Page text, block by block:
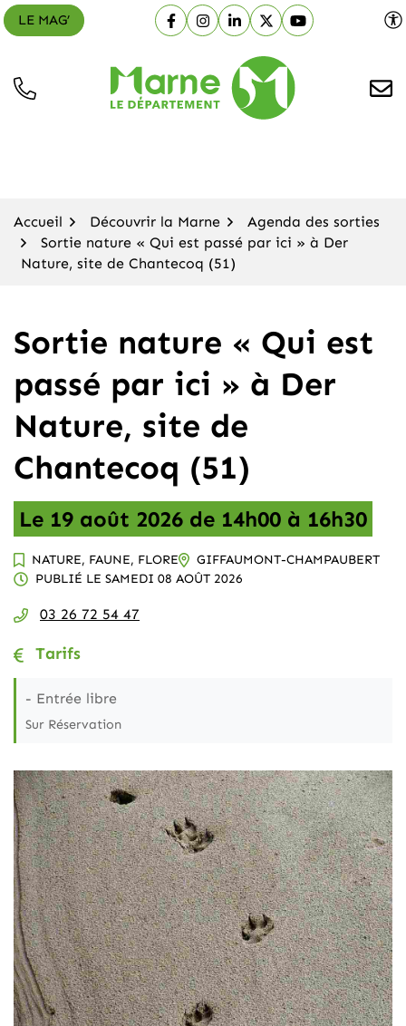
Aller
au
LE MAG’
Facebook
(ouverture dans un nouvel onglet)
Instagram
(ouverture dans un nouvel
Linkedin
(ouverture dans un
X (Twitter)
(ouverture dans un
YouTube
(ouverture
Département de la
Accueil Découvrir la Marne
Agenda des sorties
Sortie nature « Qui est passé par ici » à Der
Nature, site de Chantecoq (51)
Sortie nature « Qui est
passé par ici » à Der
Nature, site de
Chantecoq (51)
Le 19 août 2026 de 14h00 à 16h30
NATURE, FAUNE, FLORE
GIFFAUMONT-CHAMPAUBERT
PUBLIÉ LE SAMEDI 08 AOÛT 2026
03 26 72 54 47
Tarifs
- Entrée libre
Sur Réservation